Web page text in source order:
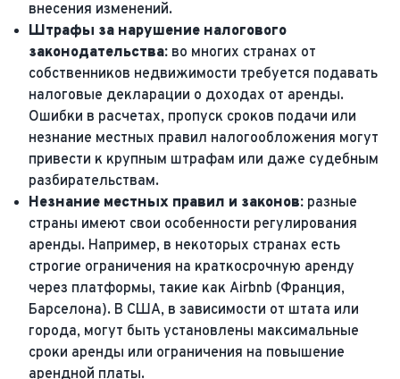
внесения изменений.
Штрафы за нарушение налогового
законодательства: во многих странах от
собственников недвижимости требуется подавать
налоговые декларации о доходах от аренды.
Ошибки в расчетах, пропуск сроков подачи или
незнание местных правил налогообложения могут
привести к крупным штрафам или даже судебным
разбирательствам.
Незнание местных правил и законов: разные
страны имеют свои особенности регулирования
аренды. Например, в некоторых странах есть
строгие ограничения на краткосрочную аренду
через платформы, такие как Airbnb (Франция,
Барселона). В США, в зависимости от штата или
города, могут быть установлены максимальные
сроки аренды или ограничения на повышение
арендной платы.